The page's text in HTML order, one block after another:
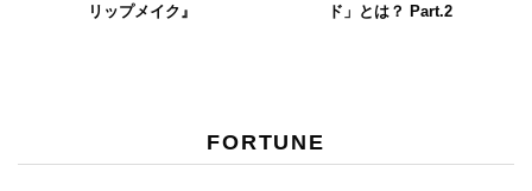
リップメイク』
ド」とは？ Part.2
FORTUNE